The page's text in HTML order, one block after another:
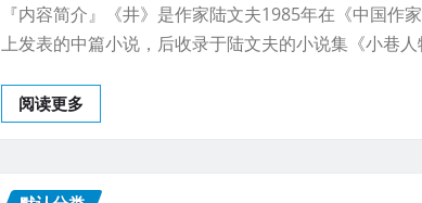
『内容简介』《井》是作家陆文夫1985年在《中国作
上发表的中篇小说，后收录于陆文夫的小说集《小巷人
阅读更多